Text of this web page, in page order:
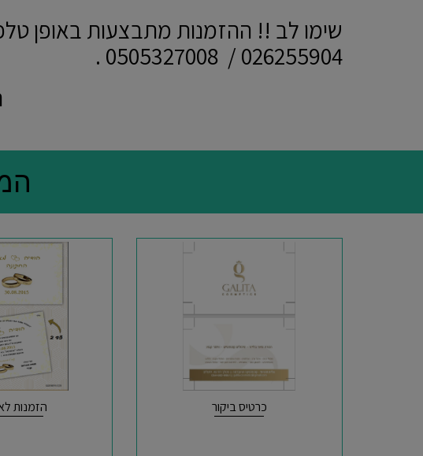
שימו לב !! ההזמנות מתבצעות באופן
026255904 / 0505327008 .
כרטיס ביקור הזמנות